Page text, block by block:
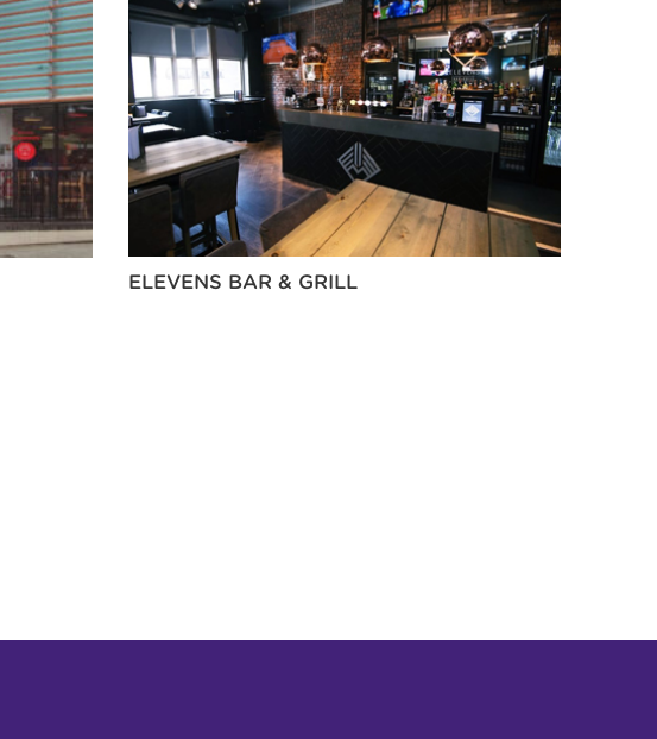
ELEVENS BAR & GRILL